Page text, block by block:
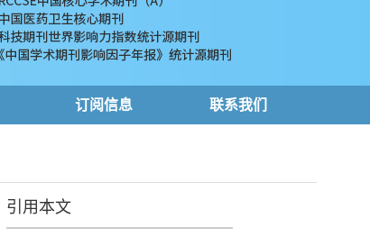
订阅信息 联系我们
引用本文